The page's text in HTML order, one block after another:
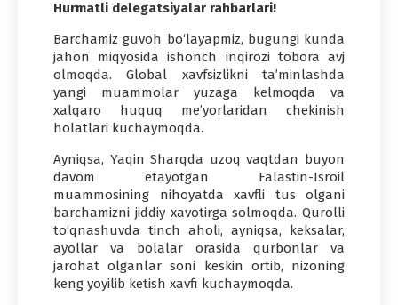
Hurmatli delegatsiyalar rahbarlari!
Barchamiz guvoh bo‘layapmiz, bugungi kunda
jahon miqyosida ishonch inqirozi tobora avj
olmoqda. Global xavfsizlikni ta’minlashda
yangi muammolar yuzaga kelmoqda va
xalqaro huquq me’yorlaridan chekinish
holatlari kuchaymoqda.
Ayniqsa, Yaqin Sharqda uzoq vaqtdan buyon
davom etayotgan Falastin-Isroil
muammosining nihoyatda xavfli tus olgani
barchamizni jiddiy xavotirga solmoqda. Qurolli
to‘qnashuvda tinch aholi, ayniqsa, keksalar,
ayollar va bolalar orasida qurbonlar va
jarohat olganlar soni keskin ortib, nizoning
keng yoyilib ketish xavfi kuchaymoqda.